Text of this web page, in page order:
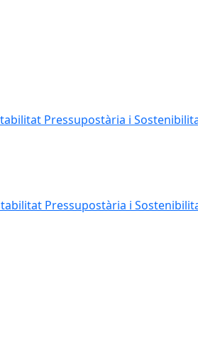
Pressupostària i
Pressupostària i